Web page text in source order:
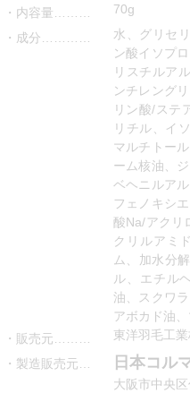
内容量………
70g
成分…………
水、グリセ
ン酸イソプ
リスチルア
ンチレング
リン酸/ステ
リチル、イ
マルチトー
ーム核油、
ベヘニルア
フェノキシ
酸Na/アクリ
クリルアミ
ム、加水分
ル、エチル
油、スクワ
アボカド油
販売元………
東洋羽毛工
製造販売元…
日本コル
大阪市中央